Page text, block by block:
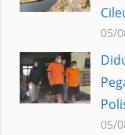
05/
05/